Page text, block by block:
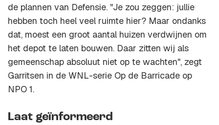
de plannen van Defensie. "Je zou zeggen: jullie
hebben toch heel veel ruimte hier? Maar ondanks
dat, moest een groot aantal huizen verdwijnen om
het depot te laten bouwen. Daar zitten wij als
gemeenschap absoluut niet op te wachten", zegt
Garritsen in de WNL-serie Op de Barricade op
NPO 1.
Laat geïnformeerd